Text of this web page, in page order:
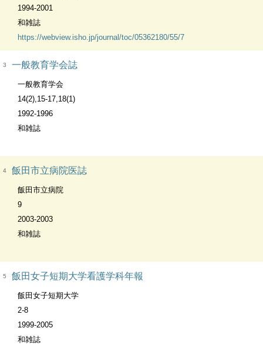
1994-2001
和雑誌
https://webview.isho.jp/journal/toc/05362180/55/7
3 一般教育学会誌
一般教育学会
14(2),15-17,18(1)
1992-1996
和雑誌
4 飯田市立病院医誌
飯田市立病院
9
2003-2003
和雑誌
5 飯田女子短期大学看護学科年報
飯田女子短期大学
2-8
1999-2005
和雑誌